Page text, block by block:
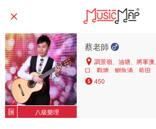
八級樂理
蔡老師
調景嶺、油塘、將軍
口、觀塘、鰂魚涌、藍田
450